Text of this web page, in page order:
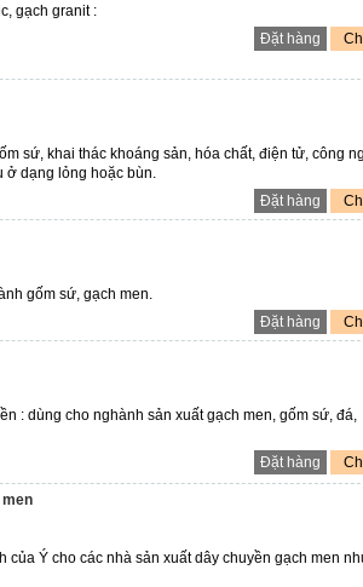
gạch granit :
Đặt hàng
sứ, khai thác khoáng sản, hóa chất, điện tử, công
ở dạng lỏng hoặc bùn.
Đặt hàng
gốm sứ, gạch men.
Đặt hàng
: dùng cho nghành sản xuất gạch men, gốm sứ, đá,
Đặt hàng
của Ý cho các nhà sản xuất dây chuyền gạch men